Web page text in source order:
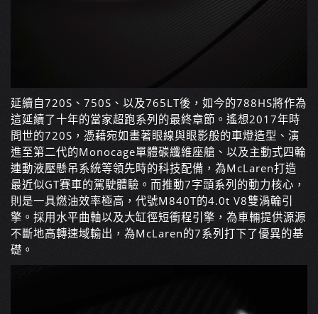
延續自720S、750S、以及765LT後，如今的788HS將作為
這延續了十年的當家超跑系列的最終章節。遙想2017年時
問世的720S，憑藉宛如畫著眼線與眼影般的車燈造型、演
進至第二代的Monocage單體碳纖維座艙、以及主動式四輪
連動液壓懸吊系統等領先時的科技配備，為McLaren打造
最近似GT賽車的駕駛體驗。而推動7字頭系列的動力核心，
則是一具燃油效率極高，代號M840T的4.0t V8雙渦輪引
擎。採用水平曲軸以及大缸徑短衝程引擎，為車輛提供源源
不斷地高轉速域輸出，為McLaren的7系列打下了優異的基
礎。